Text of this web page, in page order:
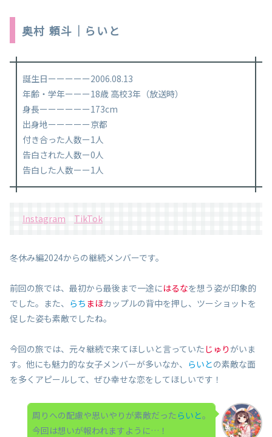
奥村 頼斗｜らいと
誕生日ーーーーー2006.08.13
年齢・学年ーーー18歳 高校3年（放送時）
身長ーーーーーー173cm
出身地ーーーーー京都
付き合った人数ー1人
告白された人数ー0人
告白した人数ーー1人
Instagram TikTok
冬休み編2024からの継続メンバーです。
前回の旅では、最初から最後まで一途にはるなを想う姿が印象的
でした。また、 らち まほカップルの背中を押し、ツーショットを
促した姿も素敵でしたね。
今回の旅では、元々継続で来てほしいと言っていた じゅりがいま
す。他にも魅力的な女子メンバーが多いなか、 らいとの素敵な面
を多くアピールして、ぜひ幸せな恋をしてほしいです！
周りへの配慮や思いやりが素敵だったらいと。
今回は想いが報われますように…！